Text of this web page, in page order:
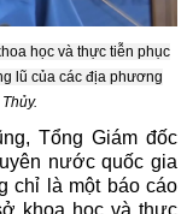
học và thực tiễn phục
lũ của các địa phương
Tổng Giám đốc
nước quốc gia
chỉ là một báo cáo
khoa học và thực